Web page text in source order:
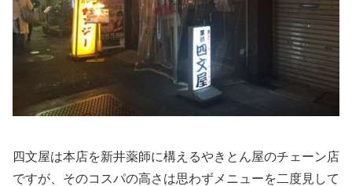
四文屋は本店を新井薬師に構えるやきとん屋のチェーン店
ですが、そのコスパの高さは思わずメニューを二度見して